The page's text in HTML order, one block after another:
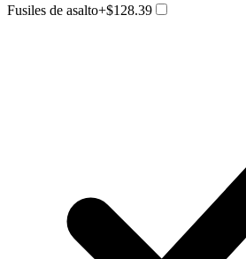
Fusiles de asalto+$128.39